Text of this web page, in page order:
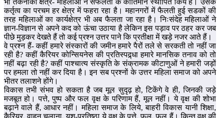
कर्तृत्व का परचम हर क्षेत्र में फहरा रहा है। महानगरों में फैलती हुई सडकों की
तरह महिलाओं का कार्यक्षेत्र भी अब फैलता जा रहा है। निःसंदेह महिलाओं ने
ज्ञान-विज्ञान से अपने कद को ऊंचा उठाया है लेकिन इस पड़ाव पर ठहर कर जब
पीछे मुड़कर देखते हैं तो कई प्रश्न उत्तर पाने कि प्रतीक्षा में खड़े नजर आते हैं।
वे प्रश्न हैं- कहीं हमारे संस्कारों की जमीन हमारे पैरों तले से सरकती तो नहीं जा
रही है? कहीं कैरियर कोन्सियनेस की प्रतिस्पद्र्धा हमारे मानसिक तनाव को तो
नहीं बढ़ा रही है? कहीं पाश्चात्य संस्कृति के संक्रामक कीटाणुओं ने हमारी जड़ों
पर हमला तो नहीं कर दिया है। इन सब प्रश्नों के उत्तर महिला समाज को अपने
भीतर तलाशने होंगे।
विकास तभी संभव हो सकता है जब मूल सुदृढ़ हो, टिकेंगे वे ही, जिनकी जड़े
मजबूत हो। पत्ते, पुष्प और फल वृक्ष के परिणाम हैं, मूल नहीं। ये वृक्ष की शोभा
बढ़ाने वाले हैं, आधार नहीं। महिला समाज के लिये, बाहरी विकास यानी शिक्षा,
कैरियर, वाहन चलाना, यश-प्रतिष्ठा ये वृक्ष के पत्ते, फूल, फल हैं। किन्तु वृक्ष की